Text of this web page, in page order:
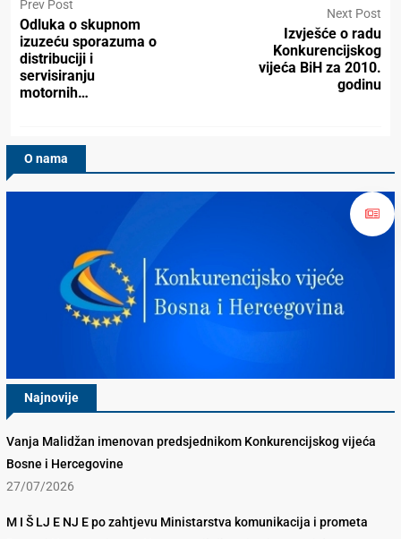
Prev Post
Odluka o skupnom
izuzeću sporazuma o
distribuciji i
servisiranju
motornih…
Next Post
Izvješće o radu
Konkurencijskog
vijeća BiH za 2010.
godinu
O nama
Najnovije
Vanja Malidžan imenovan predsjednikom Konkurencijskog vijeća
Bosne i Hercegovine
27/07/2026
M I Š LJ E NJ E po zahtjevu Ministarstva komunikacija i prometa